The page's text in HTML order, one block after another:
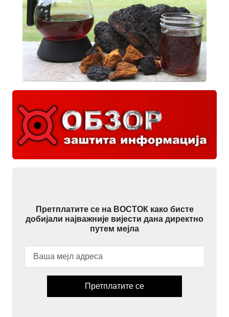
Претплатите се на ВОСТОК како бисте
добијали најважније вијести дана директно
путем мејла
Претплатите се